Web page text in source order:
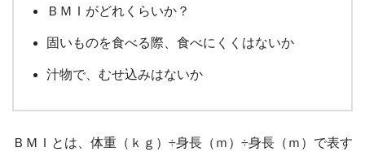
ＢＭＩがどれくらいか？
固いものを食べる際、食べにくくはないか
汁物で、むせ込みはないか
ＢＭＩとは、体重（ｋｇ）÷身長（ｍ）÷身長（ｍ）で表す